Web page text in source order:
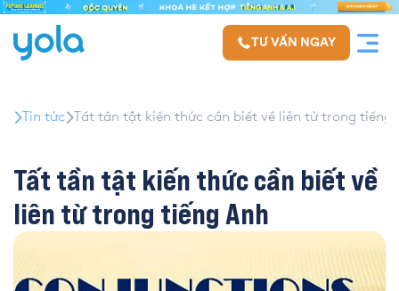
TƯ VẤN NGAY
Tin tức Tất tần tật kiến thức cần biết về liên từ trong tiếng
Tất tần tật kiến thức cần biết về
liên từ trong tiếng Anh